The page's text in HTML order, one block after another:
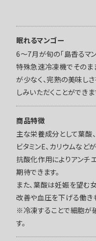
眠れるマンゴー
6〜7月が旬の「島香るマ
特殊急速冷凍機でそのま
が少なく、完熟の美味し
しみいただくことができま
商品特徴
主な栄養成分として葉酸、
ビタミンE、カリウムなど
抗酸化作用によりアンチ
期待できます。
また、葉酸は妊娠を望む
改善や血圧を下げる働き
※冷凍することで細胞が
す。